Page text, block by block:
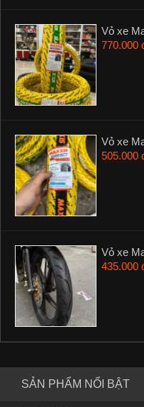
Vỏ xe
770.000
Vỏ xe
505.000
Vỏ xe
435.000
SẢN PHẨM NỔI BẬT